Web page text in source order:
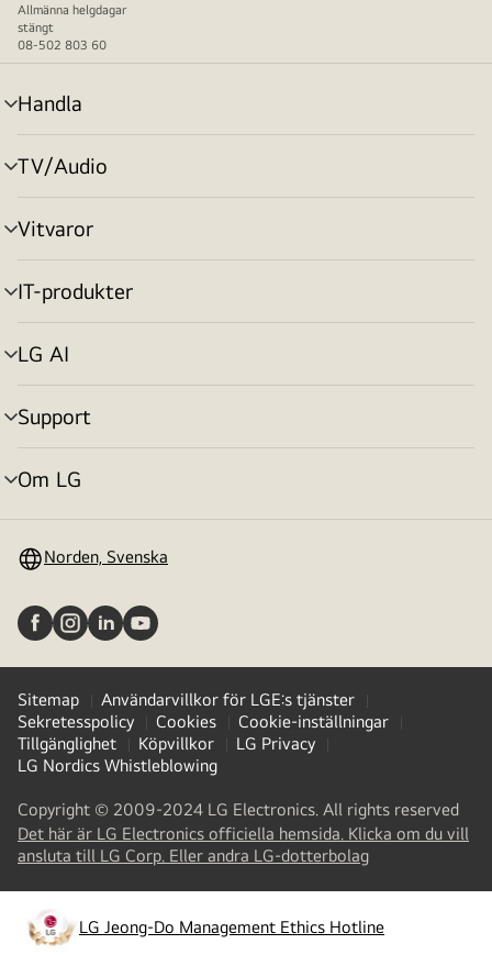
Allmänna helgdagar
stängt
08-502 803 60
Handla
menyväxling
TV/Audio
menyväxling
Vitvaror
menyväxling
IT-produkter
menyväxling
LG AI
menyväxling
Support
menyväxling
Om LG
menyväxling
Norden, Svenska
Sitemap
Användarvillkor för LGE:s tjänster
Sekretesspolicy
Cookies
Cookie-inställningar
Tillgänglighet
Köpvillkor
LG Privacy
LG Nordics Whistleblowing
Copyright © 2009-2024 LG Electronics. All rights reserved
Det här är LG Electronics officiella hemsida. Klicka om du vill
ansluta till LG Corp. Eller andra LG-dotterbolag(
a
new
tab
LG Jeong-Do Management Ethics Hotline
opens